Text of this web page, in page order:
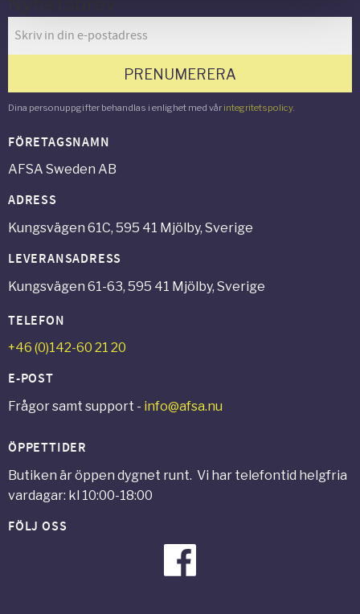
PRENUMERERA
Dina personuppgifter behandlas i enlighet med vår integritetspolicy.
FÖRETAGSNAMN
AFSA Sweden AB
ADRESS
Kungsvägen 61C, 595 41 Mjölby, Sverige
LEVERANSADRESS
Kungsvägen 61-63, 595 41 Mjölby, Sverige
TELEFON
+46 (0)142-60 21 20
E-POST
Frågor samt support - info@afsa.nu
ÖPPETTIDER
Butiken är öppen dygnet runt. Vi har telefontid helgfria
vardagar: kl 10:00-18:00
FÖLJ OSS